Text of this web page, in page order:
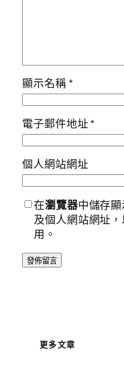
顯示名稱*
電子郵件地址*
個人網站網址
在瀏覽器中儲存
及個人網站網址
用。
更多文章